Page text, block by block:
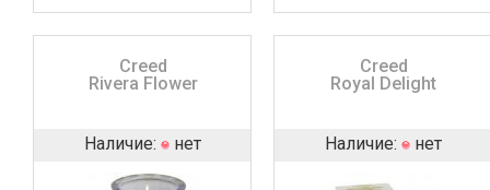
Creed
Rivera Flower
Наличие: нет
Creed
Royal Delight
Наличие: нет